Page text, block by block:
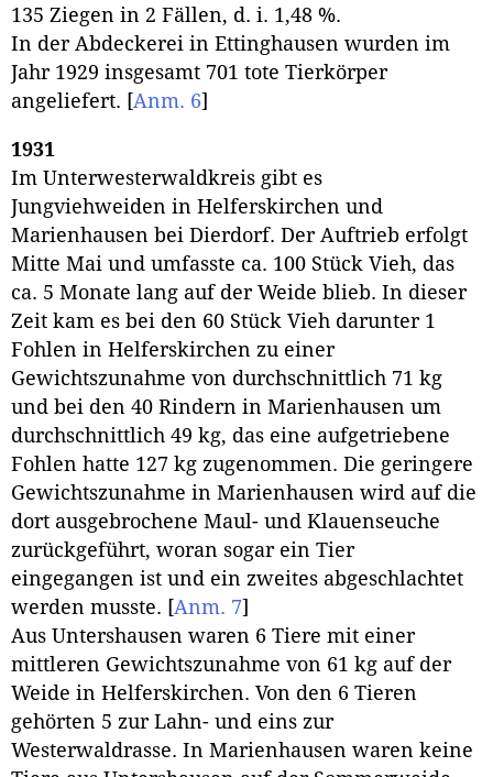
135 Ziegen in 2 Fällen, d. i. 1,48 %.
In der Abdeckerei in Ettinghausen wurden im
Jahr 1929 insgesamt 701 tote Tierkörper
angeliefert. [Anm. 6]
1931
Im Unterwesterwaldkreis gibt es
Jungviehweiden in Helferskirchen und
Marienhausen bei Dierdorf. Der Auftrieb erfolgt
Mitte Mai und umfasste ca. 100 Stück Vieh, das
ca. 5 Monate lang auf der Weide blieb. In dieser
Zeit kam es bei den 60 Stück Vieh darunter 1
Fohlen in Helferskirchen zu einer
Gewichtszunahme von durchschnittlich 71 kg
und bei den 40 Rindern in Marienhausen um
durchschnittlich 49 kg, das eine aufgetriebene
Fohlen hatte 127 kg zugenommen. Die geringere
Gewichtszunahme in Marienhausen wird auf die
dort ausgebrochene Maul- und Klauenseuche
zurückgeführt, woran sogar ein Tier
eingegangen ist und ein zweites abgeschlachtet
werden musste. [Anm. 7]
Aus Untershausen waren 6 Tiere mit einer
mittleren Gewichtszunahme von 61 kg auf der
Weide in Helferskirchen. Von den 6 Tieren
gehörten 5 zur Lahn- und eins zur
Westerwaldrasse. In Marienhausen waren keine